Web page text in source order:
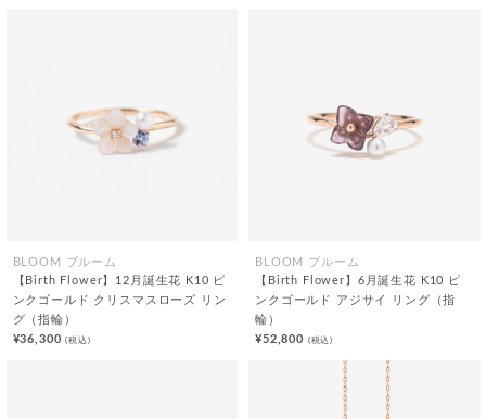
BLOOM ブルーム
【Birth Flower】12月誕生花 K10 ピ
ンクゴールド クリスマスローズ リン
グ（指輪）
¥36,300(税込)
BLOOM ブルーム
【Birth Flower】6月誕生花 K10 ピ
ンクゴールド アジサイ リング（指
輪）
¥52,800 (税込)